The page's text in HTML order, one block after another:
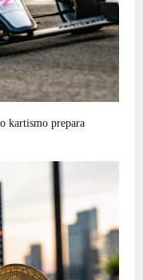
kartismo prepara